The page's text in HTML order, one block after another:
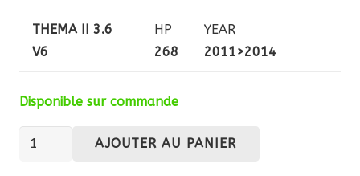
THEMA II 3.6
V6
HP
268
YEAR
2011>2014
Disponible sur commande
quantité
AJOUTER AU PANIER